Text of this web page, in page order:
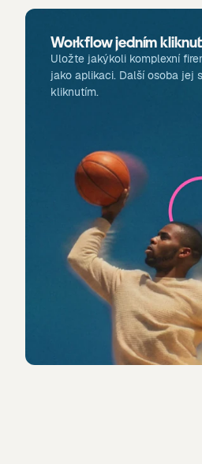
Workflow jedním
Uložte jakýkoli komplexní
jako aplikaci. Další osoba jej
kliknutím.